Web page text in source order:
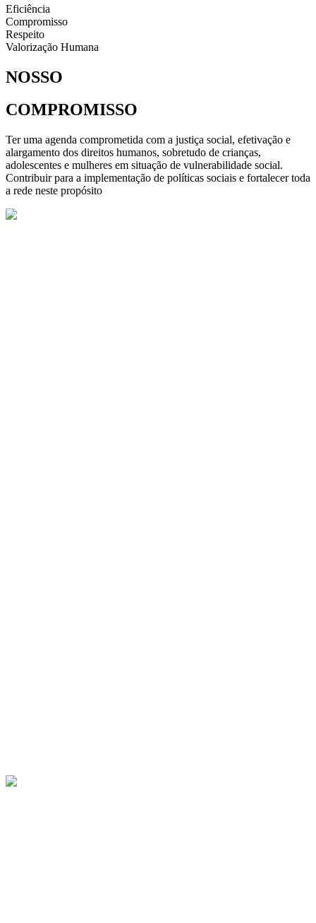
Eficiência
Compromisso
Respeito
Valorização Humana
NOSSO
COMPROMISSO
Ter uma agenda comprometida com a justiça social, efetivação e
alargamento dos direitos humanos, sobretudo de crianças,
adolescentes e mulheres em situação de vulnerabilidade social.
Contribuir para a implementação de políticas sociais e fortalecer toda
a rede neste propósito